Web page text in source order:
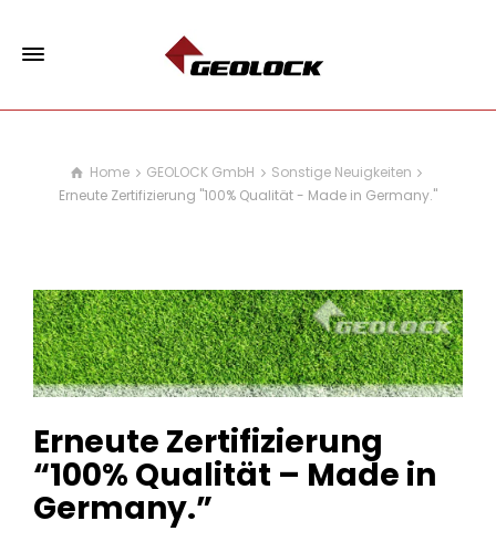
Home GEOLOCK GmbH
Sonstige Neuigkeiten
Erneute Zertifizierung "100% Qualität - Made in Germany."
Erneute Zertifizierung
“100% Qualität – Made in
Germany.”